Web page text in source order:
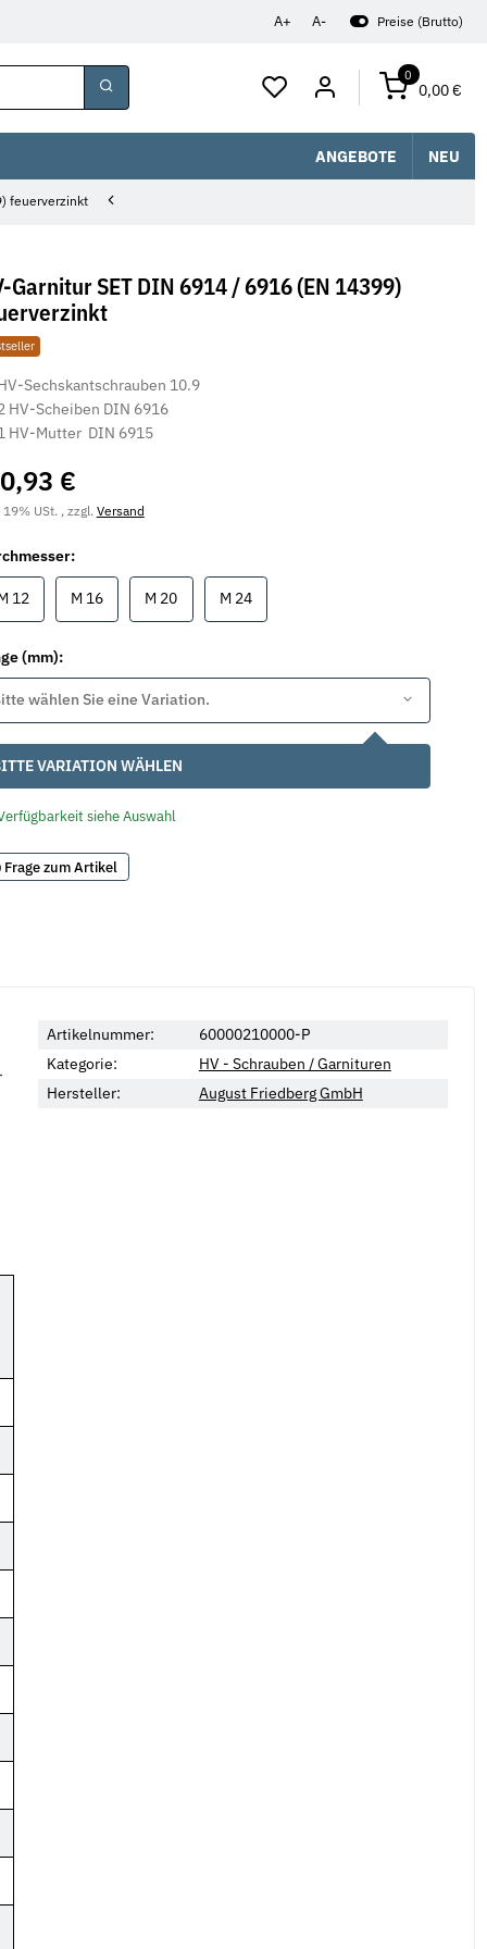
A+ A- Preise (Brutto)
0
0,00 €
ANGEBOTE NEU
feuerverzinkt
Garnitur SET DIN 6914 / 6916 (EN 14399)
Sechskantschrauben 10.9
HV-Scheiben DIN 6916
HV-Mutter DIN 6915
0,93 €
19% USt. , zzgl.Versand
12M 12 M 16M 16 M 20M 20 M 24M 24
(mm):
wählen Sie eine Variation.
VARIATION WÄHLEN
siehe Auswahl
Frage zum Artikel
Artikelnummer:
60000210000-P
Kategorie:
HV - Schrauben / Garnituren
Hersteller:
August Friedberg GmbH